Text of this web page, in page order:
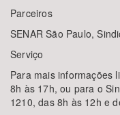
Parceiros
SENAR São Paulo,
Serviço
Para mais informações
8h às 17h, ou para o
1210, das 8h às 12h e